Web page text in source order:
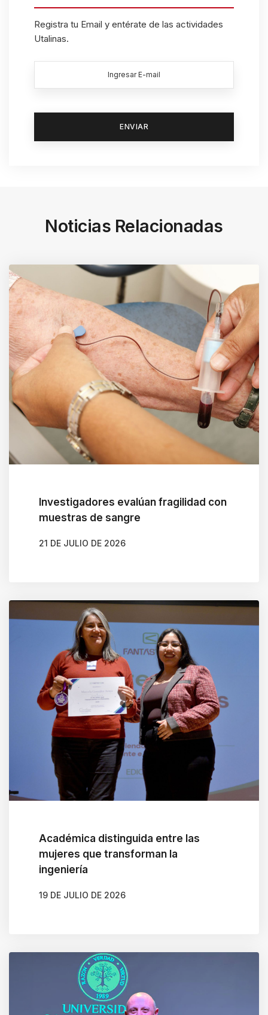
Registra tu Email y entérate de las actividades
Utalinas.
Noticias Relacionadas
Investigadores evalúan fragilidad con
muestras de sangre
21 DE JULIO DE 2026
Académica distinguida entre las
mujeres que transforman la
ingeniería
19 DE JULIO DE 2026